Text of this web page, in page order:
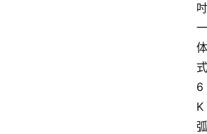
吋
一
体
式
6
K
弧